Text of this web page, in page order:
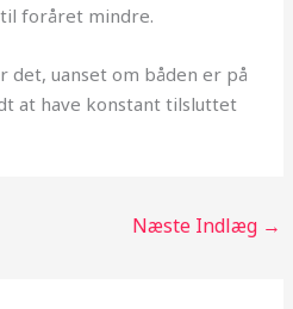
foråret mindre.
det, uanset om båden er på
at have konstant tilsluttet
Næste Indlæg →